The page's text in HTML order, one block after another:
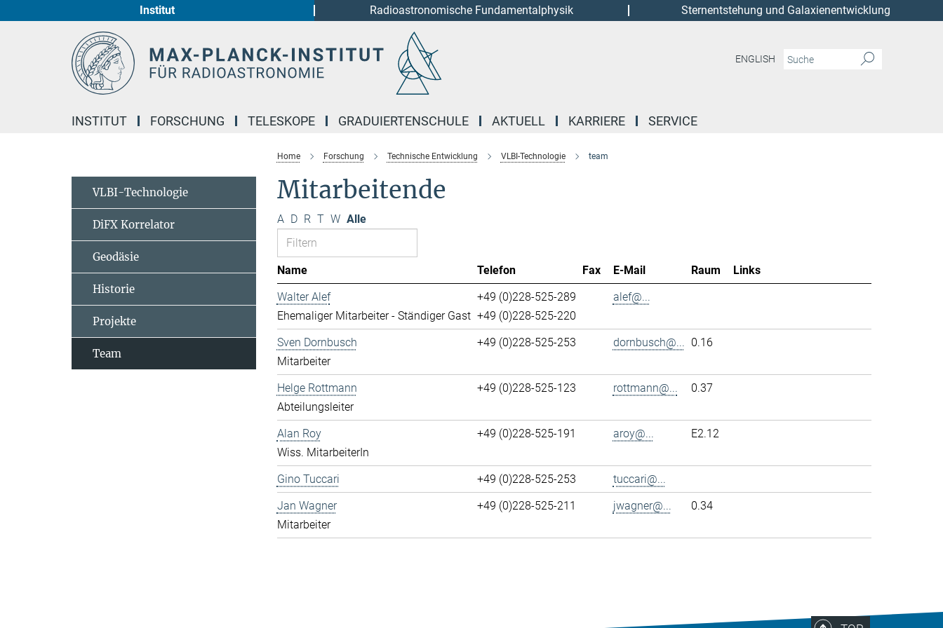
Institut Radioastronomische Fundamentalphysik Sternentstehung und Galaxienentwicklung
ENGLISH
INSTITUT FORSCHUNG TELESKOPE GRADUIERTENSCHULE AKTUELL KARRIERE SERVICE
Home Forschung Technische Entwicklung VLBI-Technologie team
Mitarbeitende
A D R T W Alle
Name Telefon Fax E-Mail Raum
Links
Walter Alef
Ehemaliger Mitarbeiter - Ständiger Gast
+49 (0)228-525-289
+49 (0)228-525-220
alef@...
Sven Dornbusch
Mitarbeiter
+49 (0)228-525-253 dornbusch@... 0.16
Helge Rottmann
Abteilungsleiter
+49 (0)228-525-123 rottmann@... 0.37
Alan Roy
Wiss. MitarbeiterIn
+49 (0)228-525-191 aroy@... E2.12
Gino Tuccari +49 (0)228-525-253
tuccari@...
Jan Wagner
Mitarbeiter
+49 (0)228-525-211 jwagner@... 0.34
VLBI-Technologie
DiFX Korrelator
Geodäsie
Historie
Projekte
Team